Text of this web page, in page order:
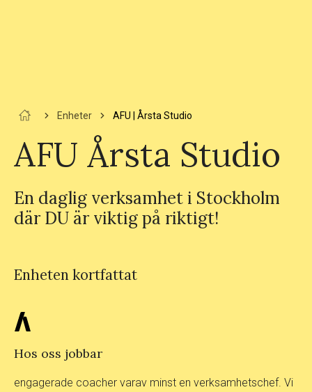
Enheter AFU | Årsta Studio
AFU Årsta Studio
En daglig verksamhet i Stockholm
där DU är viktig på riktigt!
Enheten kortfattat
Hos oss jobbar
engagerade coacher varav minst en verksamhetschef. Vi